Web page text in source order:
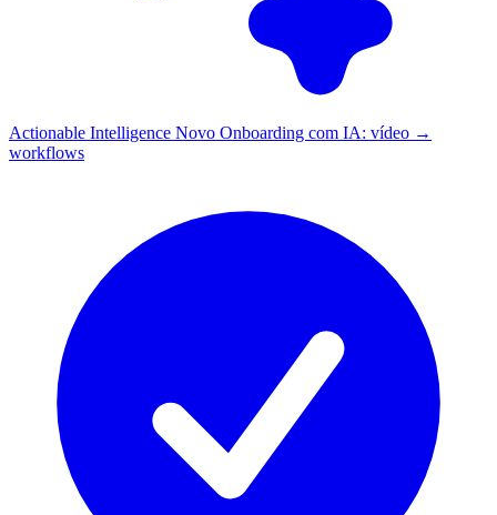
Actionable Intelligence Novo Onboarding com IA: vídeo →
workflows